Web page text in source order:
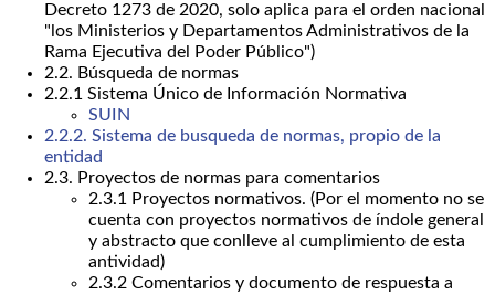
Decreto 1273 de 2020, solo aplica para el orden nacional
"los Ministerios y Departamentos Administrativos de la
Rama Ejecutiva del Poder Público")
2.2. Búsqueda de normas
2.2.1 Sistema Único de Información Normativa
SUIN
2.2.2. Sistema de busqueda de normas, propio de la
entidad
2.3. Proyectos de normas para comentarios
2.3.1 Proyectos normativos. (Por el momento no se
cuenta con proyectos normativos de índole general
y abstracto que conlleve al cumplimiento de esta
antividad)
2.3.2 Comentarios y documento de respuesta a